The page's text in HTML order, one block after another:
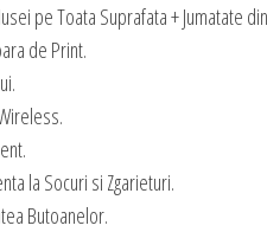
pe Toata Suprafata + Jumatate
de Print.
la Socuri si Zgarieturi.
Butoanelor.